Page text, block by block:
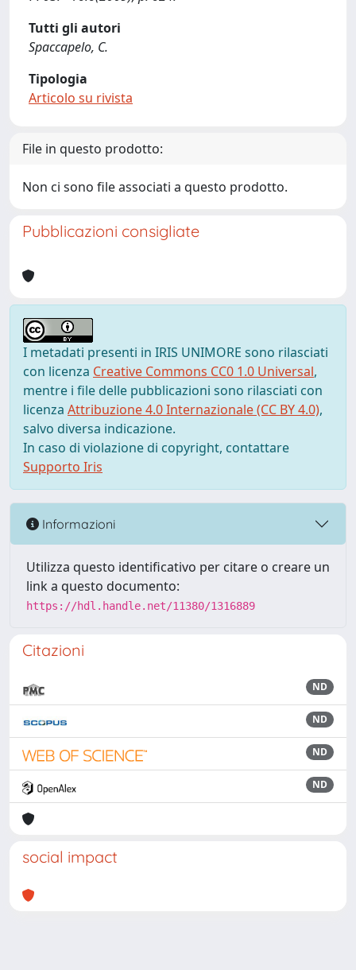
Tutti gli autori
Spaccapelo, C.
Tipologia
Articolo su rivista
File in questo prodotto:
Non ci sono file associati a questo prodotto.
Pubblicazioni consigliate
I metadati presenti in IRIS UNIMORE sono rilasciati
con licenza Creative Commons CC0 1.0 Universal,
mentre i file delle pubblicazioni sono rilasciati con
licenza Attribuzione 4.0 Internazionale (CC BY 4.0),
salvo diversa indicazione.
In caso di violazione di copyright, contattare
Supporto Iris
Informazioni
Utilizza questo identificativo per citare o creare un
link a questo documento:
https://hdl.handle.net/11380/1316889
Citazioni
ND
ND
ND
ND
social impact